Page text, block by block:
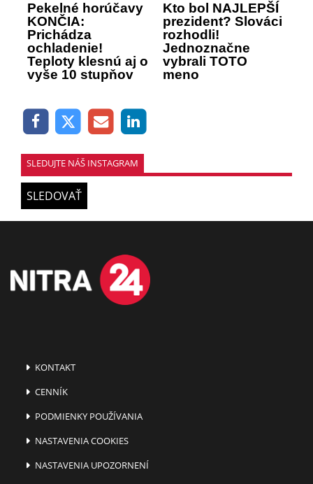
Pekelné horúčavy
KONČIA:
Prichádza
ochladenie!
Teploty klesnú aj o
vyše 10 stupňov
Kto bol NAJLEPŠÍ
prezident? Slováci
rozhodli!
Jednoznačne
vybrali TOTO
meno
SLEDUJTE NÁŠ INSTAGRAM
SLEDOVAŤ
KONTAKT
CENNÍK
PODMIENKY POUŽÍVANIA
NASTAVENIA COOKIES
NASTAVENIA UPOZORNENÍ